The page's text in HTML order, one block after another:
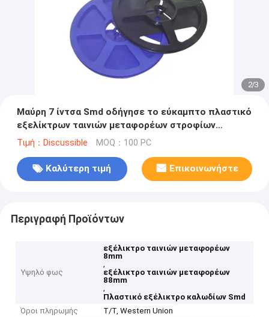
2/3
Μαύρη 7 ίντσα Smd οδήγησε το εύκαμπτο πλαστικό
εξελίκτρων ταινιών μεταφορέων στροφίων
συσκευασίας λουρίδων
Τιμή：Discussible MOQ：100 PC
Καλύτερη τιμή Επικοινωνήστε
Περιγραφή Προϊόντων
Υψηλό φως
εξέλικτρο ταινιών μεταφορέων
8mm
,
εξέλικτρο ταινιών μεταφορέων
88mm
,
Πλαστικό εξέλικτρο καλωδίων Smd
Όροι πληρωμής
T/T, Western Union